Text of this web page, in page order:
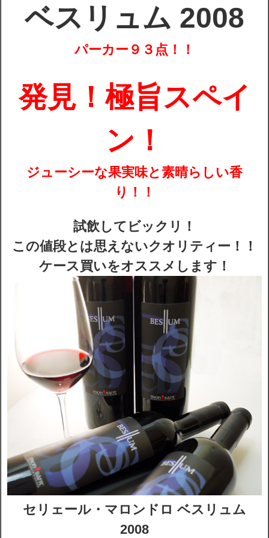
お支払
メルマガ登録
ワイン検索
【ワインセラーショップ】
お電話 （03-5913-8046）
ベスリュム 2008
パーカー９３点！！
発見！極旨スペイ
ン！
ジューシーな果実味と素晴らしい香
り！！
試飲してビックリ！
この値段とは思えないクオリティー！！
ケース買いをオススメします！
セリェール・マロンドロ ベスリュム
2008